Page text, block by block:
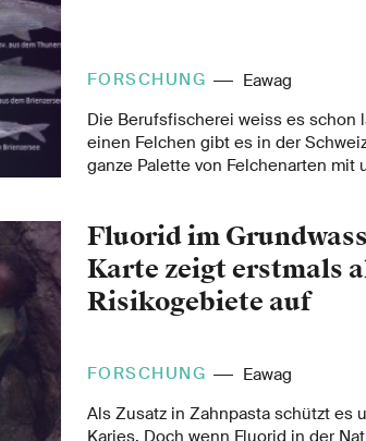
FORSCHUNG
Eawag
Die Berufsfischerei weiss es schon
einen Felchen gibt es in der
ganze Palette von Felchenarten mit
verschiedenen Felchen analysiert
wie sich die Spezialisten in jeder
unabhängig voneinander entwickelt
Fluorid im
Karte zeigt erstmals
Risikogebiete auf
FORSCHUNG
Eawag
Als Zusatz in Zahnpasta schützt es
Karies. Doch wenn Fluorid in der